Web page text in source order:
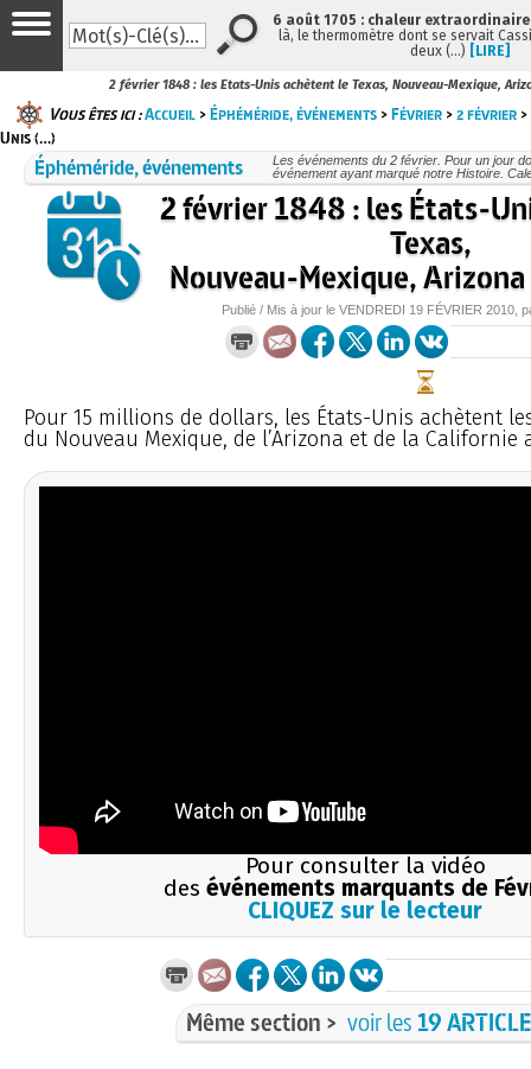
2 février 1848 : les Etats-Unis achètent le Texas, Nouveau-Mexique,
Vous êtes ici :Accueil >Éphéméride, événements >Février >2 février
Unis (…)
Éphéméride, événements
Les événements du 2 février. Pour un jour
événement ayant marqué notre Histoire.
2 février 1848 : les États-
Texas,
Nouveau-Mexique,
Publié / Mis à jour le VENDREDI 19 FÉVRIER 2010 ,
Pour 15 millions de dollars, les États-Unis achètent
du Nouveau Mexique, de l’Arizona et de la Californie
Pour consulter la vidéo
des événements marquants de
CLIQUEZ sur le lecteur
Même section > voir les 19
6 août 1705 : chaleur
là, le thermomètre dont se servait
deux (…) [LIRE]